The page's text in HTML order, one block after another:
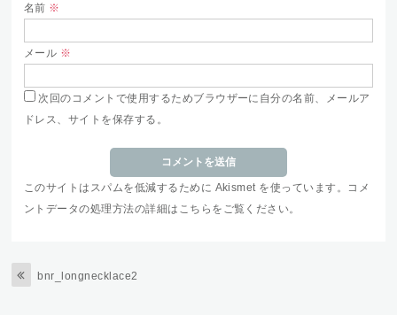
名前 ※
メール ※
次回のコメントで使用するためブラウザーに自分の名前、メールア
ドレス、サイトを保存する。
このサイトはスパムを低減するために Akismet を使っています。
コメ
ントデータの処理方法の詳細はこちらをご覧ください。
bnr_longnecklace2